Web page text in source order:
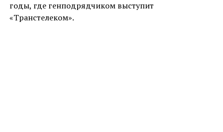
годы, где генподрядчиком выступит
«Транстелеком».